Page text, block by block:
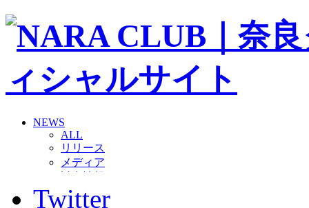
NEWS
ALL
リリース
メディア
グッズ
ファンコミュニティ
Twitter